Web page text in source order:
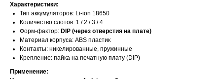
Характеристики:
Тип аккумуляторов: Li-ion 18650
Количество слотов: 1 / 2 / 3 / 4
Форм-фактор: DIP (через отверстия на плате)
Материал корпуса: ABS пластик
Контакты: никелированные, пружинные
Крепление: пайка на печатную плату (DIP)
Применение: